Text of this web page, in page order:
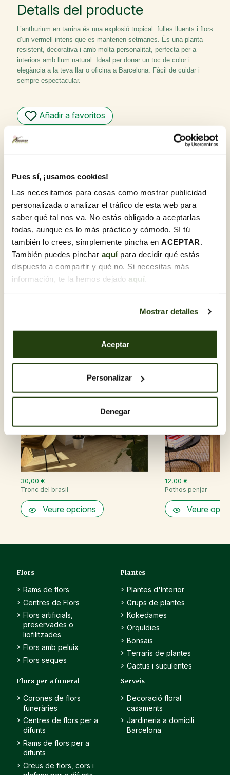
Pues sí, ¡usamos cookies!
Las necesitamos para cosas como mostrar publicidad
personalizada o analizar el tráfico de esta web para
saber qué tal nos va. No estás obligado a aceptarlas
todas, aunque es lo más práctico y cómodo. Sí tú
también lo crees, simplemente pincha en ACEPTAR.
También puedes pinchar aquípara decidir qué estás
dispuesto a compartir y qué no. Si necesitas más
información, te la hemos dejado aquí.
Mostrar detalles
Aceptar
Personalizar
Denegar
Detalls del producte
L’anthurium en tarrina és una explosió tropical: fulles lluents i flors
d’un vermell intens que es mantenen setmanes. És una planta
resistent, decorativa i amb molta personalitat, perfecta per a
interiors amb llum natural. Ideal per donar un toc de color i
elegància a la teva llar o oficina a Barcelona. Fàcil de cuidar i
sempre espectacular.
Añadir a favoritos
A Flores Navarro, ens sentim orgullosos d'oferir
amb l'excel·lència es reflecteix a cada flor i planta,
seleccionades amb cura i rebudes diàriament per garantir
la seva frescor i òptim estat en arribar al seu destí.
Recull gratis a la botiga amb Click & Go
Compra en línia i tria la botiga per recollir la
comanda quan et vagi bé.
Ho necessites per a regal?
T'ho preparem juntament amb una targeta
dedicatòria. Un cop estiguis en el procés de compra,
podràs marcar aquesta opció i personalitzar-la.
Descobreix-ne d'altres Plantes
30,00 €
Tronc del brasil
Veure opcions
12,00 €
Pothos penjar
Veure
Flors
Rams de flors
Centres de Flors
Flors artificials,
preservades o
liofilitzades
Flors amb peluix
Flors seques
Plantes
Plantes d'Interior
Grups de plantes
Kokedames
Orquídies
Bonsais
Terraris de plantes
Cactus i suculentes
Flors per a funeral
Corones de flors
funeràries
Centres de flors per a
difunts
Rams de flors per a
difunts
Creus de flors, cors i
Serveis
Decoració floral
casaments
Jardineria a domicili
Barcelona